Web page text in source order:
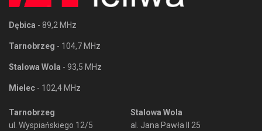
Dębica - 89,2 MHz
Tarnobrzeg - 104,7 MHz
Stalowa Wola - 93,5 MHz
Mielec - 102,4 MHz
Tarnobrzeg
ul. Wyspiańskiego 12/5
Stalowa Wola
al. Jana Pawła II 25